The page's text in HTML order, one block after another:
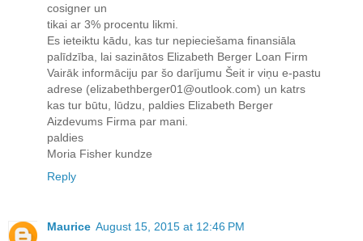
cosigner un
tikai ar 3% procentu likmi.
Es ieteiktu kādu, kas tur nepieciešama finansiāla
palīdzība, lai sazinātos Elizabeth Berger Loan Firm
Vairāk informāciju par šo darījumu Šeit ir viņu e-pastu
adrese (elizabethberger01@outlook.com) un katrs
kas tur būtu, lūdzu, paldies Elizabeth Berger
Aizdevums Firma par mani.
paldies
Moria Fisher kundze
Reply
Maurice August 15, 2015 at 12:46 PM